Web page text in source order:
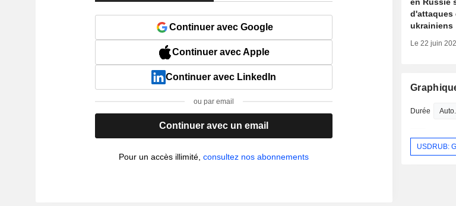
Continuer avec Google
Continuer avec Apple
Continuer avec LinkedIn
ou par email
Continuer avec un email
Pour un accès illimité,consultez nos abonnements
d'attaques
ukrainiens
Le 22 juin
Durée
USDRUB: